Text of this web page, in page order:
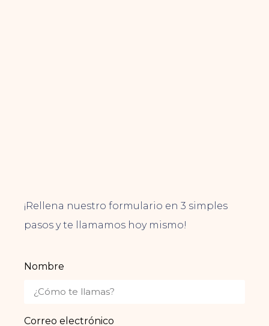
¡Rellena nuestro formulario en 3 simples
pasos y te llamamos hoy mismo!
Nombre
Correo electrónico